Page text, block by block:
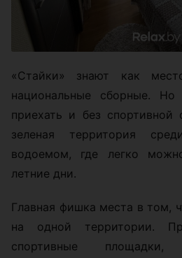
«Стайки» знают как
национальные сборные.
приехать и без
зеленая территория
водоемом, где легко
летние дни.
Главная фишка места в том,
на одной территории.
спортивные площадки,